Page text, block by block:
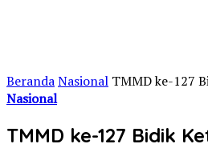
BerandaNasional TMMD ke-127
Nasional
TMMD ke-127 Bidik